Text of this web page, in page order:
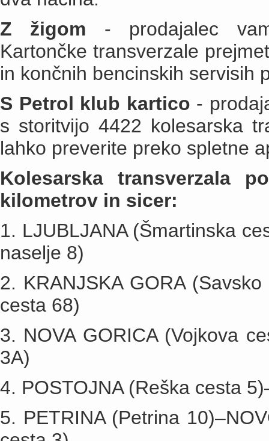
Z žigom - prodajalec
Kartončke transverzale
in končnih bencinskih servisih
S Petrol klub kartico -
s storitvijo 4422 kolesarska
lahko preverite preko spletne
Kolesarska transverzala
kilometrov in sicer:
1. LJUBLJANA (Šmartinska
naselje 8)
2. KRANJSKA GORA
cesta 68)
3. NOVA GORICA (Vojkova
3A)
4. POSTOJNA (Reška cesta
5. PETRINA (Petrina